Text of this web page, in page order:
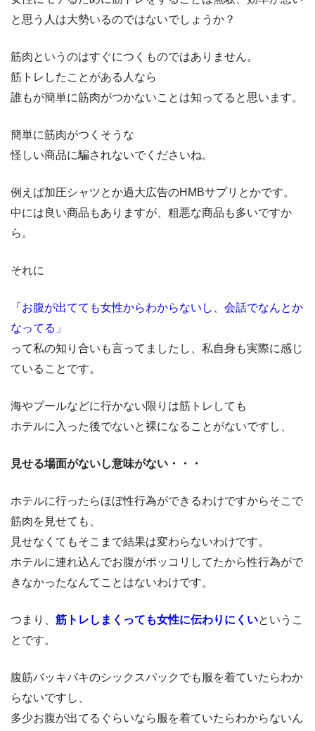
と思う人は大勢いるのではないでしょうか？
筋肉というのはすぐにつくものではありません。
筋トレしたことがある人なら
誰もが簡単に筋肉がつかないことは知ってると思います。
簡単に筋肉がつくそうな
怪しい商品に騙されないでくださいね。
例えば加圧シャツとか過大広告のHMBサプリとかです。
中には良い商品もありますが、粗悪な商品も多いですか
ら。
それに
「お腹が出てても女性からわからないし、会話でなんとか
なってる」
って私の知り合いも言ってましたし、私自身も実際に感じ
ていることです。
海やプールなどに行かない限りは筋トレしても
ホテルに入った後でないと裸になることがないですし、
見せる場面がないし意味がない・・・
ホテルに行ったらほぼ性行為ができるわけですからそこで
筋肉を見せても、
見せなくてもそこまで結果は変わらないわけです。
ホテルに連れ込んでお腹がポッコリしてたから性行為がで
きなかったなんてことはないわけです。
つまり、 筋トレしまくっても女性に伝わりにくいというこ
とです。
腹筋バッキバキのシックスパックでも服を着ていたらわか
らないですし、
多少お腹が出てるぐらいなら服を着ていたらわからないん